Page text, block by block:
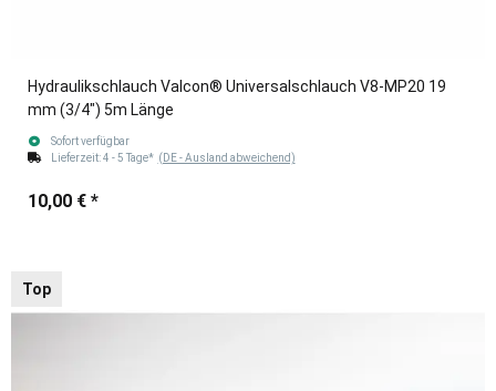
Hydraulikschlauch Valcon® Universalschlauch V8-MP20 19
mm (3/4") 5m Länge
Sofort verfügbar
Lieferzeit:4 - 5 Tage* (DE - Ausland abweichend)
10,00 € *
Top